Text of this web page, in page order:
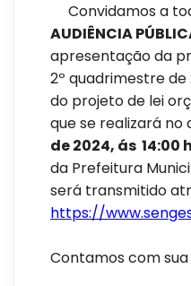
Convidamos a
AUDIÊNCIA
apresentação da
2º quadrimestre
do projeto de lei
que se realizará no
de 2024, ás 14:00 h
da Prefeitura
será transmitido
https://
Contamos com